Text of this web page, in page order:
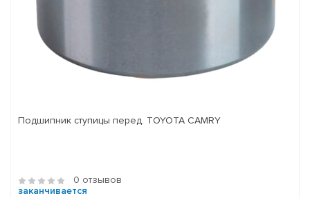
Подшипник ступицы перед. TOYOTA CAMRY
0 отзывов
заканчивается